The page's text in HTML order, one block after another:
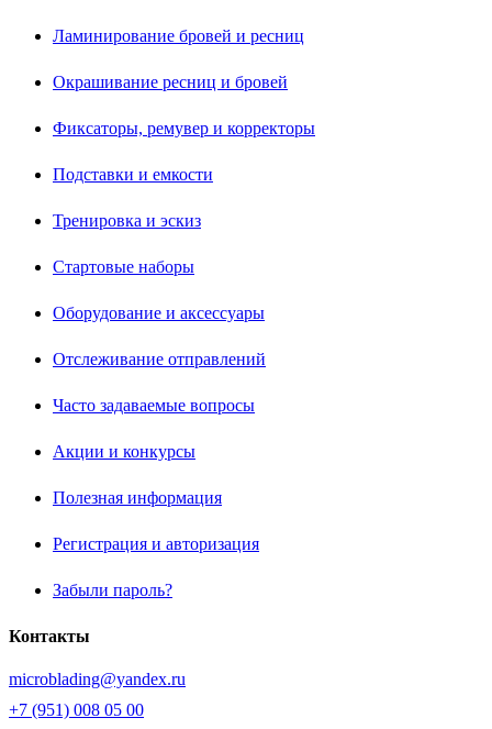
Ламинирование бровей и ресниц
Окрашивание ресниц и бровей
Фиксаторы, ремувер и корректоры
Подставки и емкости
Тренировка и эскиз
Стартовые наборы
Оборудование и аксессуары
Отслеживание отправлений
Часто задаваемые вопросы
Акции и конкурсы
Полезная информация
Регистрация и авторизация
Забыли пароль?
Контакты
microblading@yandex.ru
+7 (951) 008 05 00